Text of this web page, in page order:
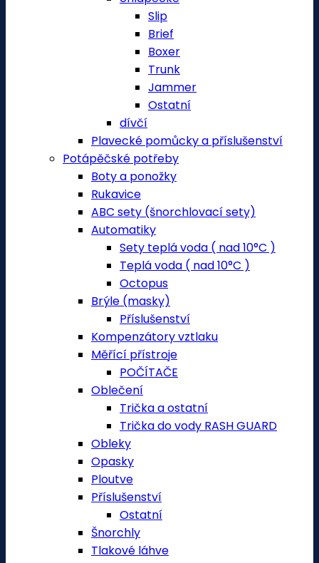
Slip
Brief
Boxer
Trunk
Jammer
Ostatní
dívčí
Plavecké pomůcky a příslušenství
Potápěčské potřeby
Boty a ponožky
Rukavice
ABC sety (šnorchlovací sety)
Automatiky
Sety teplá voda ( nad 10°C )
Teplá voda ( nad 10°C )
Octopus
Brýle (masky)
Příslušenství
Kompenzátory vztlaku
Měřící přístroje
POČÍTAČE
Oblečení
Trička a ostatní
Trička do vody RASH GUARD
Obleky
Opasky
Ploutve
Příslušenství
Ostatní
Šnorchly
Tlakové láhve